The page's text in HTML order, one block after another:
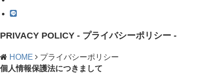
PRIVACY POLICY - プライバシーポリシー -
HOME
プライバシーポリシー
個人情報保護法につきまして